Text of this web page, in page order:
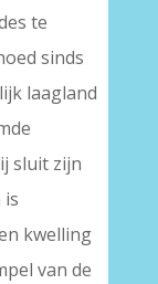
te
sinds
laagland
sluit zijn
is
kwelling
van de